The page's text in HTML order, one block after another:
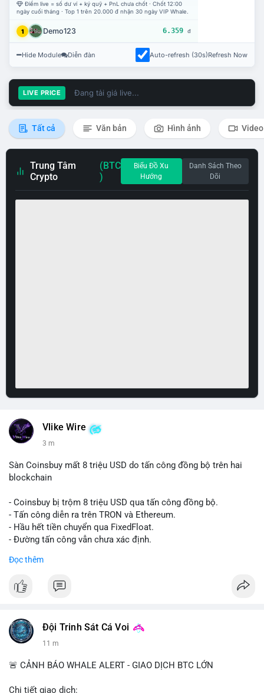
Điểm live = số dư ví + ký quỹ + PnL chưa chốt · Chốt 12:00
ngày cuối tháng · Top 1 trên 20.000 đ nhận 30 ngày VIP Whale.
1 Demo123 6.359 đ
Hide Module Diễn đàn Auto-refresh (30s)Refresh Now
LIVE PRICE Đang tải giá live...
Tất cả Văn bản Hình ảnh Video
Trung Tâm
Crypto
(BTC
)
Biểu Đồ Xu
Hướng
Danh Sách Theo
Dõi
Vlike Wire
3 m
Sàn Coinsbuy mất 8 triệu USD do tấn công đồng bộ trên hai
blockchain
- Coinsbuy bị trộm 8 triệu USD qua tấn công đồng bộ.
- Tấn công diễn ra trên TRON và Ethereum.
- Hầu hết tiền chuyển qua FixedFloat.
- Đường tấn công vẫn chưa xác định.
#binancesquare
$trx $eth
📰 Nguồn: CoinDesk
Đọc thêm
Đội Trinh Sát Cá Voi
11 m
🚨 CẢNH BÁO WHALE ALERT - GIAO DỊCH BTC LỚN
Chi tiết giao dịch: